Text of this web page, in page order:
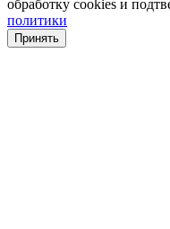
обработку cookies и
политики
Принять